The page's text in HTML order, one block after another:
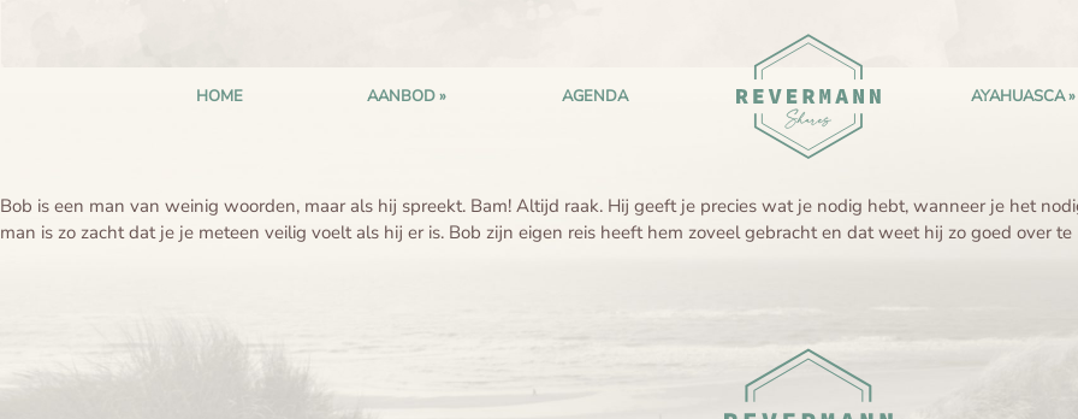
HOME AANBOD AGENDA AYAHUASCA
Bob is een man van weinig woorden, maar als hij spreekt. Bam! Altijd raak. Hij geeft je precies wat je nodig hebt, wanneer je het
man is zo zacht dat je je meteen veilig voelt als hij er is. Bob zijn eigen reis heeft hem zoveel gebracht en dat weet hij zo goed over